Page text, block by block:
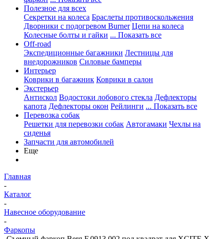
Полезное для всех
Секретки на колеса Браслеты противоскольжения
Дворники с подогревом Burner Цепи на колеса
Колесные болты и гайки ... Показать все
Off-road
Экспедиционные багажники Лестницы для
внедорожников Силовые бамперы
Интерьер
Коврики в багажник Коврики в салон
Экстерьер
Антискол Водостоки лобового стекла Дефлекторы
капота Дефлекторы окон Рейлинги ... Показать все
Перевозка собак
Решетки для перевозки собак Автогамаки Чехлы на
сиденья
Запчасти для автомобилей
Еще
Главная
-
Каталог
-
Навесное оборудование
-
Фаркопы